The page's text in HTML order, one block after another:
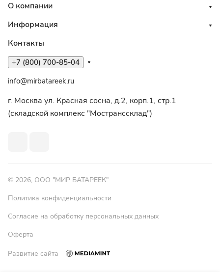
О компании
Информация
Контакты
+7 (800) 700-85-04
info@mirbatareek.ru
г. Москва ул. Красная сосна, д.2, корп.1, стр.1
(складской комплекс "Мостранссклад")
© 2026, ООО "МИР БАТАРЕЕК"
Политика конфиденциальности
Согласие на обработку персональных данных
Оферта
Развитие сайта